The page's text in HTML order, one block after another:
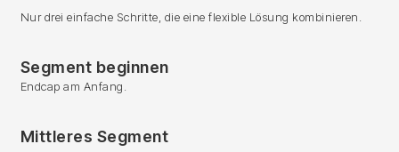
Nur drei einfache Schritte, die eine flexible Lösung kombinieren.
Segment beginnen
Endcap am Anfang.
Mittleres Segment